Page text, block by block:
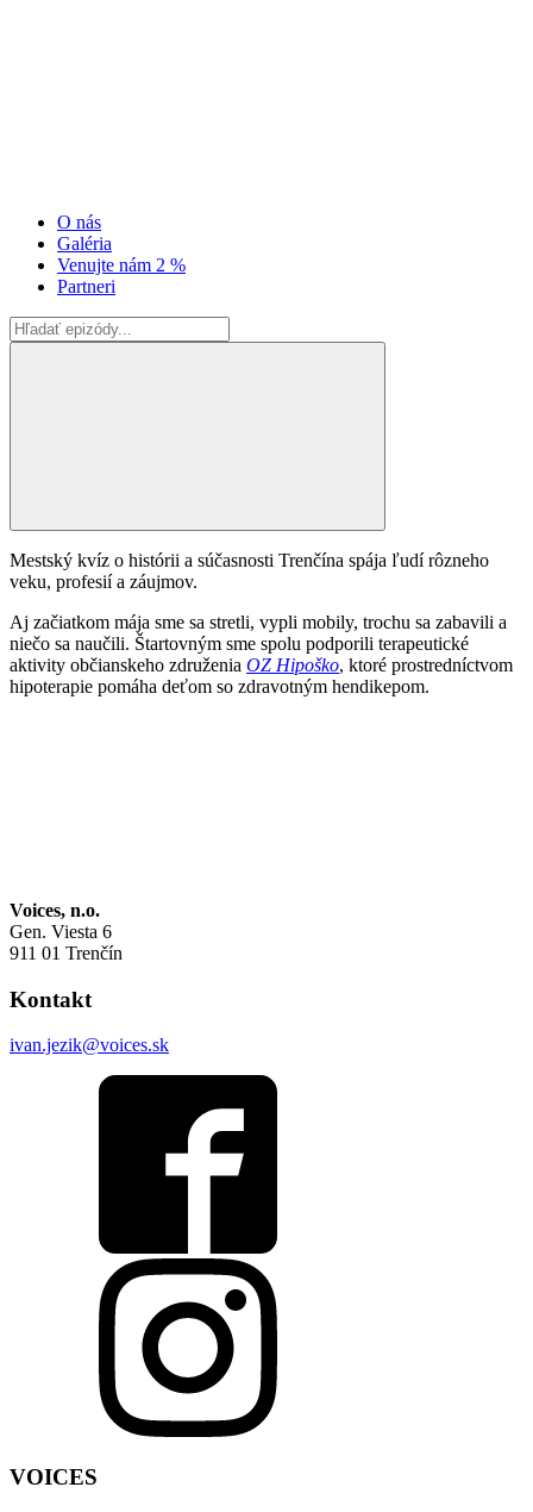
O nás
Galéria
Venujte nám 2 %
Partneri
Mestský kvíz o histórii a súčasnosti Trenčína spája ľudí rôzneho
veku, profesií a záujmov.
Aj začiatkom mája sme sa stretli, vypli mobily, trochu sa zabavili a
niečo sa naučili. Štartovným sme spolu podporili terapeutické
aktivity občianskeho združenia OZ Hipoško, ktoré prostredníctvom
hipoterapie pomáha deťom so zdravotným hendikepom.
Voices, n.o.
Gen. Viesta 6
911 01 Trenčín
Kontakt
ivan.jezik@voices.sk
VOICES